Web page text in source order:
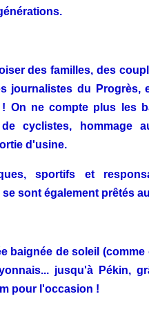
des familles, des
journalistes du Progrès,
! On ne compte plus les
de cyclistes, hommage
d'usine.
sportifs et
se sont également prêtés
baignée de soleil
jusqu'à Pékin,
pour l'occasion !